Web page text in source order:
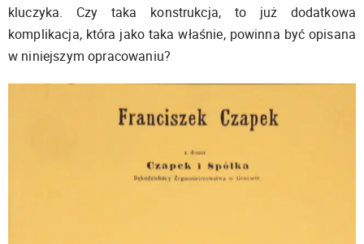
kluczyka. Czy taka konstrukcja, to już dodatkowa
komplikacja, która jako taka właśnie, powinna być opisana
w niniejszym opracowaniu?